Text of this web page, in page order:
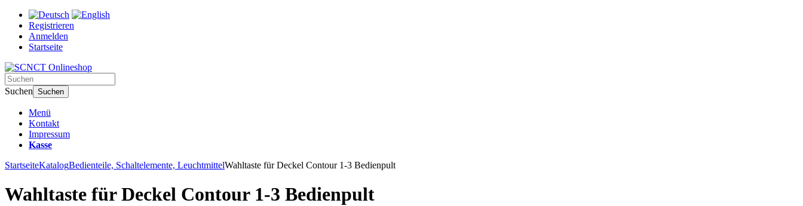
Registrieren
Anmelden
Startseite
Suchen Suchen
Menü
Kontakt
Impressum
Kasse
StartseiteKatalogBedienteile, Schaltelemente, LeuchtmittelWahltaste für Deckel Contour 1-3 Bedienpult
Wahltaste für Deckel Contour 1-3 Bedienpult